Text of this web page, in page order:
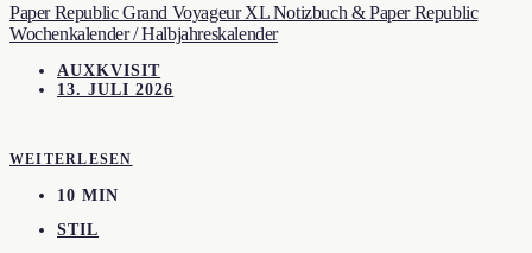
Paper Republic Grand Voyageur XL Notizbuch & Paper Republic
Wochenkalender / Halbjahreskalender
AUXKVISIT
13. JULI 2026
WEITERLESEN
10 MIN
STIL